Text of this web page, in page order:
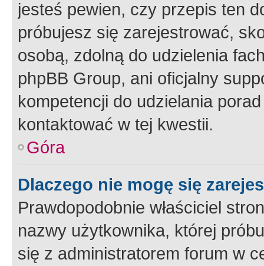
jesteś pewien, czy przepis ten
próbujesz się zarejestrować,
osobą, zdolną do udzielenia
phpBB Group, ani oficjalny
kompetencji do udzielania
kontaktować w tej kwestii.
Góra
Dlaczego nie mogę się
Prawdopodobnie właściciel
nazwy użytkownika, której
się z administratorem forum w